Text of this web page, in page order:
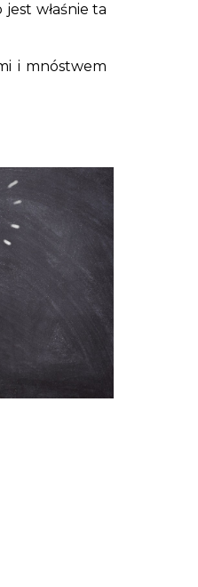
właśnie ta
i mnóstwem